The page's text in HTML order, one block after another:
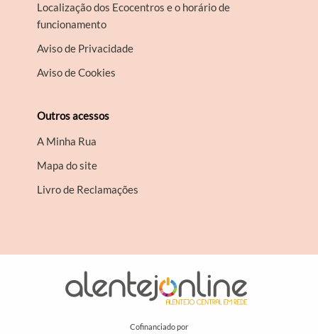
Localização dos Ecocentros e o horário de
funcionamento
Aviso de Privacidade
Aviso de Cookies
Outros acessos
A Minha Rua
Mapa do site
Livro de Reclamações
Cofinanciado por